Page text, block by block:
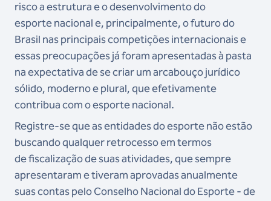
risco a estrutura e o desenvolvimento do
esportenacional e, principalmente, o futuro do
Brasil nas principais competições internacionais e
essaspreocupações já foram apresentadas à pasta
na expectativa de se criar um arcabouço jurídico
sólido, moderno e plural, que efetivamente
contribua com o esporte nacional.
Registre-se que as entidades do esporte não estão
buscando qualquer retrocesso em termos
defiscalização de suas atividades, que sempre
apresentaram e tiveram aprovadas anualmente
suascontas pelo Conselho Nacional do Esporte - de